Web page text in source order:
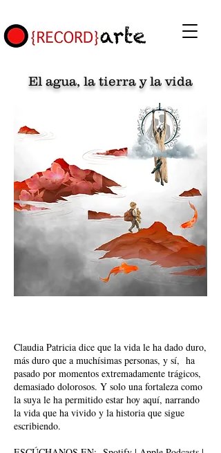
El agua, la tierra y la vida
Claudia Patricia dice que la vida le ha dado duro,
más duro que a muchísimas personas, y sí, ha
pasado por momentos extremadamente trágicos,
demasiado dolorosos. Y solo una fortaleza como
la suya le ha permitido estar hoy aquí, narrando
la vida que ha vivido y la historia que sigue
escribiendo.